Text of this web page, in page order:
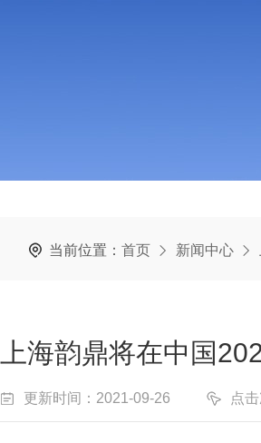
当前位置： 首页 新闻中心
上海韵鼎将在中国
更新时间：2021-09-26 点